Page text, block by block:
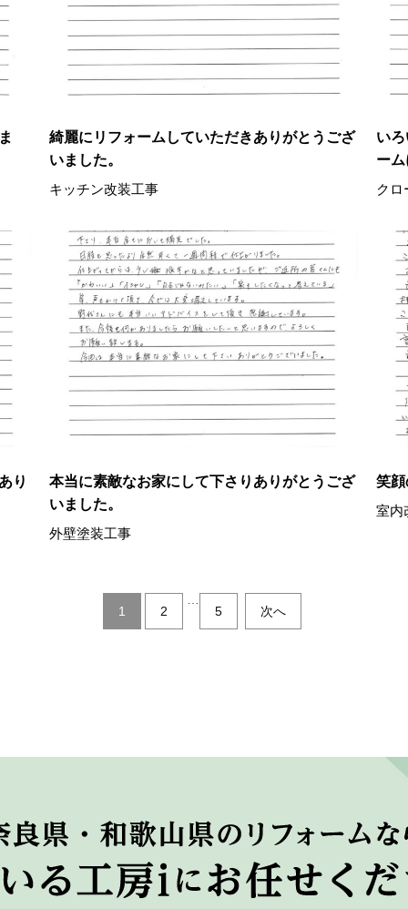
綺麗にリフォームしていただきありがとうござ
いました。
キッチン改装工事
い
ー
クロ
り
本当に素敵なお家にして下さりありがとうござ
いました。
外壁塗装工事
笑
室内
1 2
5
次へ